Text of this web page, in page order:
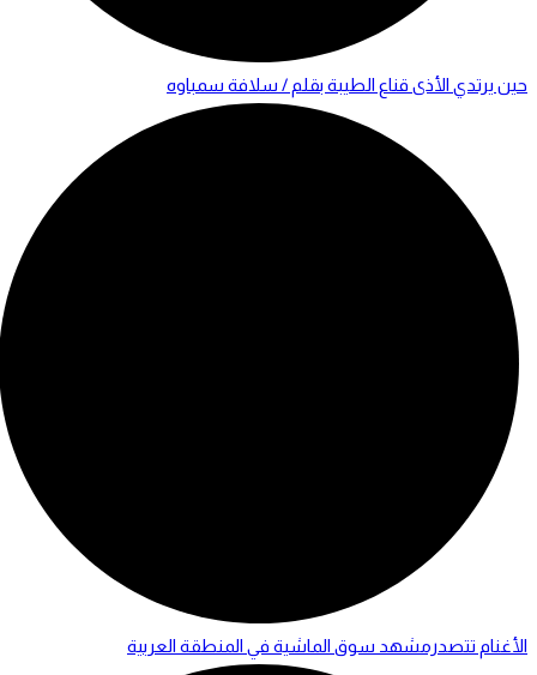
حين يرتدي الأذى قناع الطيبة بقلم / سلافة سمباوه
الأغنام تتصدرمشهد سوق الماشية في المنطقة العربية